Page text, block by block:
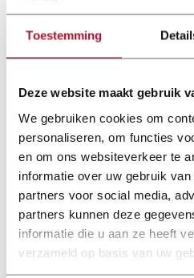
Toestemming
Deze website maakt gebruik
We gebruiken cookies om
personaliseren, om functies
en om ons websiteverkeer te
informatie over uw gebruik
partners voor social media,
partners kunnen deze
informatie die u aan ze heeft
verzameld op basis van uw
Documentatie
nosstec-brochure.pdf